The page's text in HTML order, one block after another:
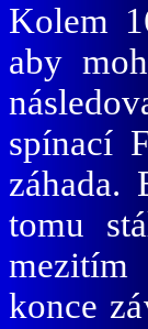
Kolem
aby
spínací
záhada.
tomu
konce